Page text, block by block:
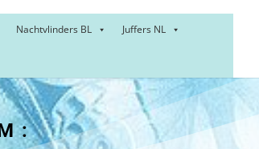
Nachtvlinders BL Juffers NL